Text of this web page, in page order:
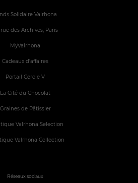
Solidaire Valrhona
des Archives, Paris
MyValrhona
Cadeaux d'affaires
Portail Cercle V
La Cité du Chocolat
Graines de Pâtissier
Valrhona Selection
Valrhona Collection
Réseaux sociaux